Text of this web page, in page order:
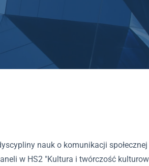
nauk o komunikacji
w HS2 "Kultura i twórczość